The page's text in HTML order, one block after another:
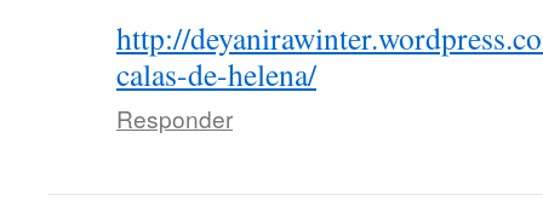
http://
calas-de-helena/
Responder